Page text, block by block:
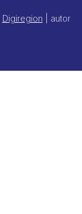
Digiregion | autor